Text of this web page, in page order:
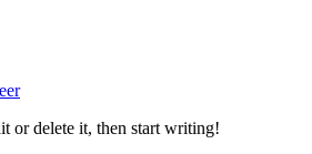
or delete it, then start writing!